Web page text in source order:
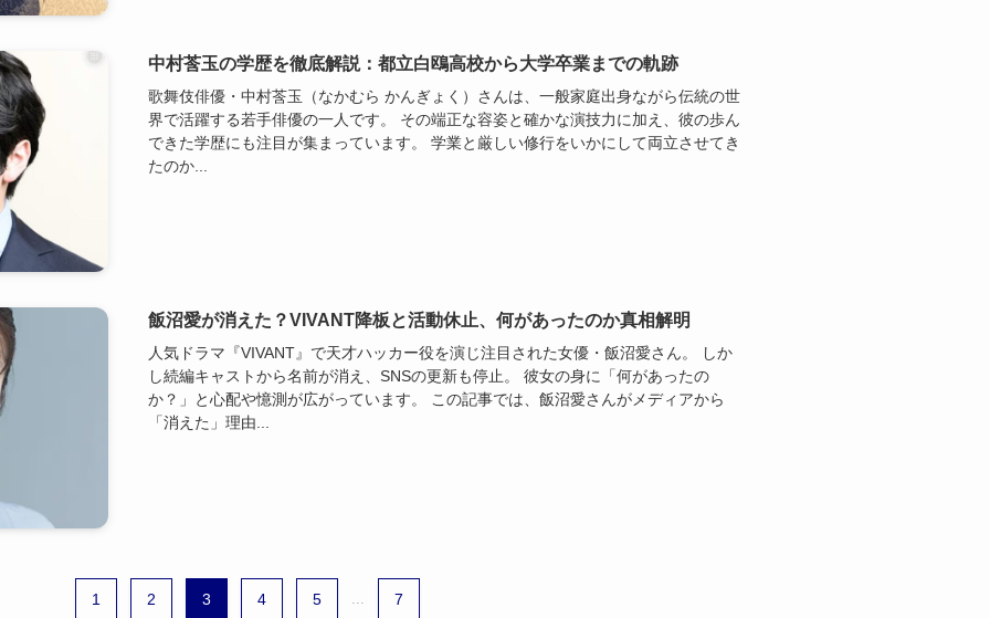
中村莟玉の学歴を徹底解説：都立白鴎高校から大学卒業までの軌跡
歌舞伎俳優・中村莟玉（なかむら かんぎょく）さんは、一般家庭出身ながら伝統の世
界で活躍する若手俳優の一人です。 その端正な容姿と確かな演技力に加え、彼の歩ん
できた学歴にも注目が集まっています。 学業と厳しい修行をいかにして両立させてき
たのか...
飯沼愛が消えた？VIVANT降板と活動休止、何があったのか真相解明
人気ドラマ『VIVANT』で天才ハッカー役を演じ注目された女優・飯沼愛さん。 しか
し続編キャストから名前が消え、SNSの更新も停止。 彼女の身に「何があったの
か？」と心配や憶測が広がっています。 この記事では、飯沼愛さんがメディアから
「消えた」理由...
1 2 3 4 5 ... 7